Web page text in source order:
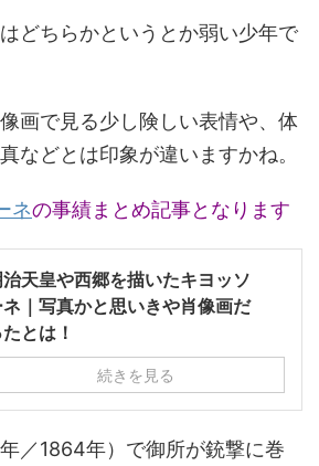
どちらかというとか弱い少年で
画で見る少し険しい表情や、体
などとは印象が違いますかね。
ネの事績まとめ記事となります
治天皇や西郷を描いたキヨッソ
ネ｜写真かと思いきや肖像画だ
たとは！
続きを見る
年／1864年）で御所が銃撃に巻